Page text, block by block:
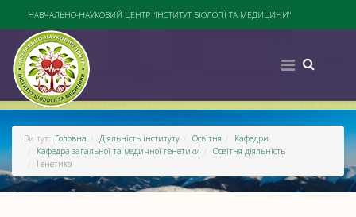
НАВЧАЛЬНО-НАУКОВИЙ ЦЕНТР "ІНСТИТУТ БІОЛОГІЇ ТА МЕДИЦИНИ"
Ви тут: Головна Діяльність інституту Освітня
Кафедри
Кафедра загальної та медичної генетики
Освітня діяльність
Генетика